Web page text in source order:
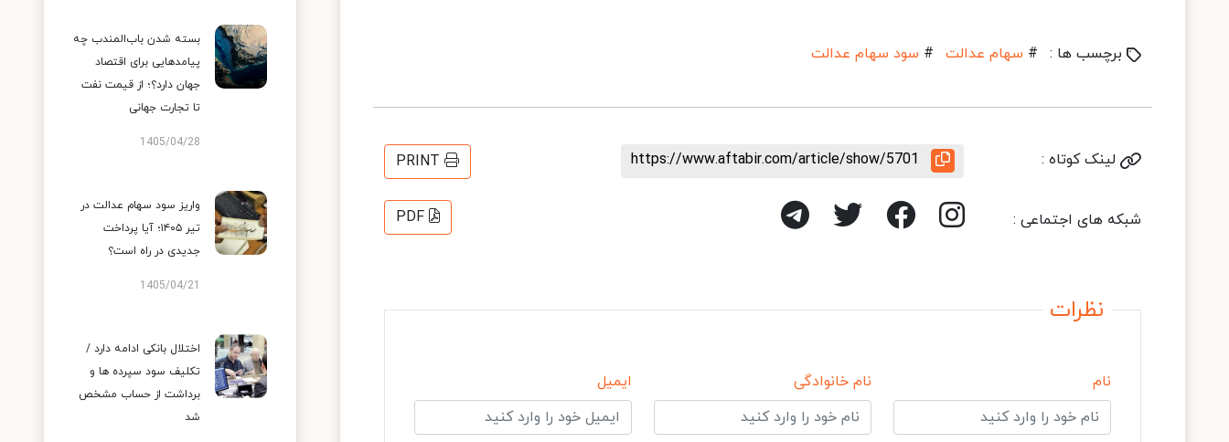
برچسب ها : # سهام عدالت # سود سهام عدالت
لینک کوتاه : https://www.aftabir.com/article/show/5701
PRINT
شبکه های اجتماعی : PDF
نظرات
نام نام خانوادگی ایمیل
بسته شدن باب‌المندب چه
پیامدهایی برای اقتصاد
جهان دارد؟؛ از قیمت نفت
تا تجارت جهانی
1405/04/28
واریز سود سهام عدالت در
تیر ۱۴۰۵؛ آیا پرداخت
جدیدی در راه است؟
1405/04/21
اختلال بانکی ادامه دارد /
تکلیف سود سپرده ها و
برداشت از حساب مشخص
شد